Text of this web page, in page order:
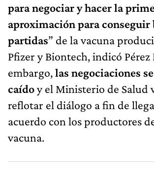
para negociar y hacer la
aproximación para conseguir
partidas” de la vacuna
Pfizer y Biontech, indicó Pérez
embargo,las negociaciones
caídoy el Ministerio de Salud
reflotar el diálogo a fin de
acuerdo con los productores
vacuna.